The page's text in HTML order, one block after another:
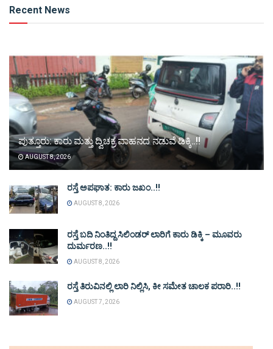
Recent News
ಪುತ್ತೂರು: ಕಾರು ಮತ್ತು ದ್ವಿಚಕ್ರ ವಾಹನದ ನಡುವೆ ಡಿಕ್ಕಿ..!!
AUGUST 8, 2026
ರಸ್ತೆ ಅಪಘಾತ: ಕಾರು ಜಖಂ..!!
AUGUST 8, 2026
ರಸ್ತೆ ಬದಿ ನಿಂತಿದ್ದ ಸಿಲಿಂಡರ್ ಲಾರಿಗೆ ಕಾರು ಡಿಕ್ಕಿ – ಮೂವರು
ದುರ್ಮರಣ..!!
AUGUST 8, 2026
ರಸ್ತೆ ತಿರುವಿನಲ್ಲಿ ಲಾರಿ ನಿಲ್ಲಿಸಿ, ಕೀ ಸಮೇತ ಚಾಲಕ ಪರಾರಿ..!!
AUGUST 7, 2026